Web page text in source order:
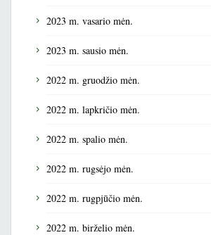
2023 m. vasario mėn.
2023 m. sausio mėn.
2022 m. gruodžio mėn.
2022 m. lapkričio mėn.
2022 m. spalio mėn.
2022 m. rugsėjo mėn.
2022 m. rugpjūčio mėn.
2022 m. birželio mėn.